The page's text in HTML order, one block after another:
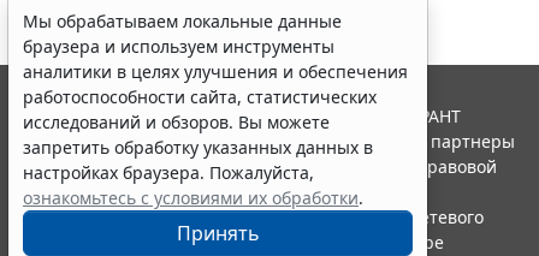
Мы обрабатываем локальные данные
браузера и используем инструменты
аналитики в целях улучшения и обеспечения
работоспособности сайта, статистических
исследований и обзоров. Вы можете
запретить обработку указанных данных в
настройках браузера. Пожалуйста,
ознакомьтесь с условиями их обработки.
Принять
© ООО "НПП "ГАРАНТ-СЕРВИС", 2026. Система ГАРАНТ
выпускается с 1990 года. Компания "Гарант" и ее партнеры
являются участниками Российской ассоциации правовой
информации ГАРАНТ.
Портал ГАРАНТ.РУ зарегистрирован в качестве сетевого
издания Федеральной службой по надзору в сфере